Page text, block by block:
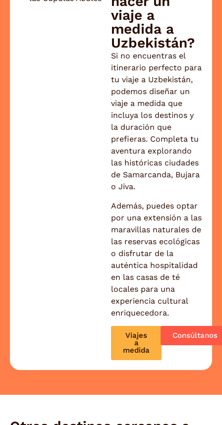
Un cordial saludo, El equipo de Viajes Jaipur
viaje a
medida a
Uzbekistán?
Si no encuentras el
itinerario perfecto para
tu viaje a Uzbekistán,
podemos diseñar un
viaje a medida que
incluya los destinos y
la duración que
prefieras. Completa tu
aventura explorando
las históricas ciudades
de Samarcanda, Bujara
o Jiva.
Además, puedes optar
por una extensión a las
maravillas naturales de
las reservas ecológicas
o disfrutar de la
auténtica hospitalidad
en las casas de té
locales para una
experiencia cultural
enriquecedora.
Viajes
a
medida
Consúltanos